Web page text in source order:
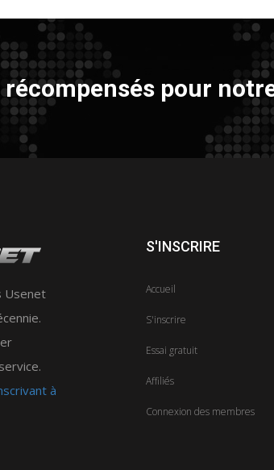
récompensés pour
Usenet
à
S'INSCRIRE
Accueil
S'inscrire
Essai gratuit
Affiliés
Connexion des membres